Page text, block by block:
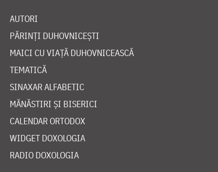
AUTORI
PĂRINȚI DUHOVNICEȘTI
MAICI CU VIAȚĂ DUHOVNICEASCĂ
TEMATICĂ
SINAXAR ALFABETIC
MĂNĂSTIRI ȘI BISERICI
CALENDAR ORTODOX
WIDGET DOXOLOGIA
RADIO DOXOLOGIA